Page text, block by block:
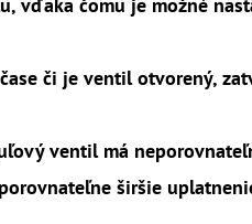
či je ventil otvorený,
ventil má
širšie